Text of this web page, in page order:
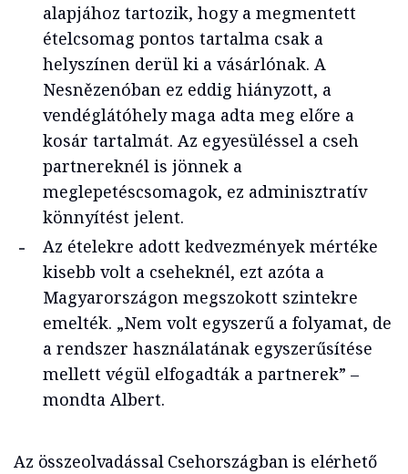
alapjához tartozik, hogy a megmentett
ételcsomag pontos tartalma csak a
helyszínen derül ki a vásárlónak. A
Nesnězenóban ez eddig hiányzott, a
vendéglátóhely maga adta meg előre a
kosár tartalmát. Az egyesüléssel a cseh
partnereknél is jönnek a
meglepetéscsomagok, ez adminisztratív
könnyítést jelent.
Az ételekre adott kedvezmények mértéke
kisebb volt a cseheknél, ezt azóta a
Magyarországon megszokott szintekre
emelték. „Nem volt egyszerű a folyamat, de
a rendszer használatának egyszerűsítése
mellett végül elfogadták a partnerek” –
mondta Albert.
Az összeolvadással Csehországban is elérhető